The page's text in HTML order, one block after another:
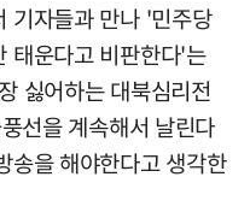
기자들과 만나 '민주당
태운다고 비판한다'는
싫어하는 대북심리전
선을 계속해서 날린다
송을 해야한다고 생각한